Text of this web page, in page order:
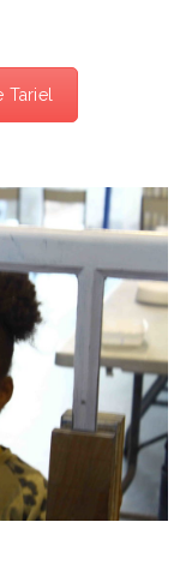
Tariel